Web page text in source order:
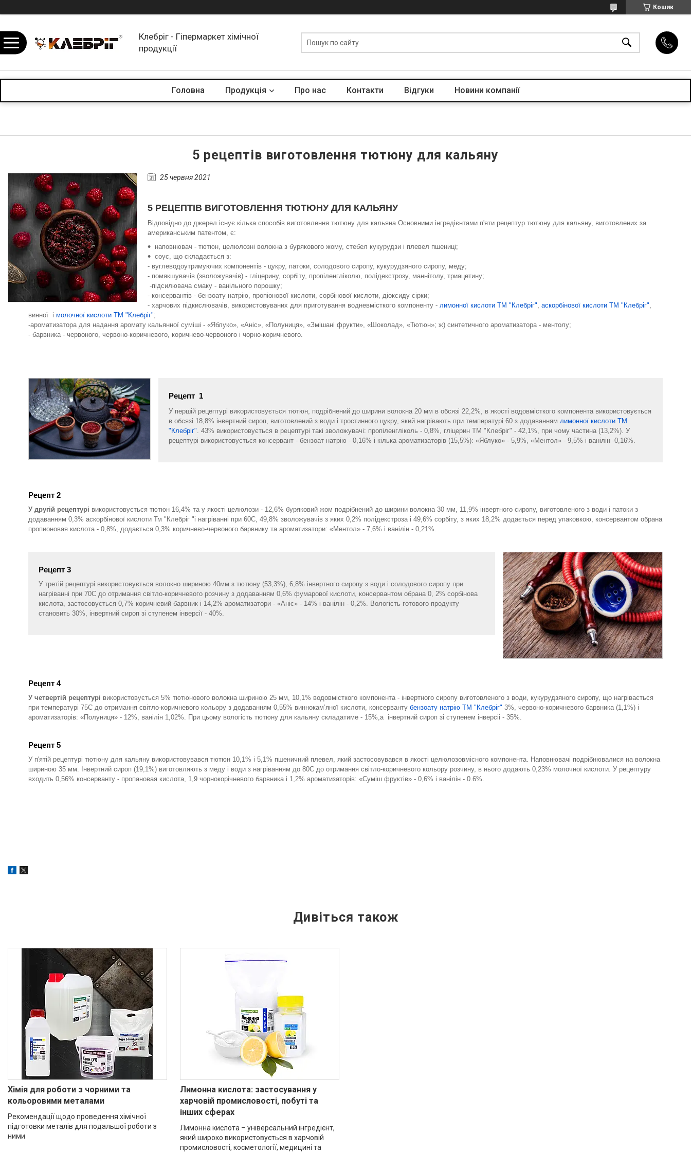
Кошик
Клебріг - Гіпермаркет хімічної
продукції
Головна Продукція Про нас Контакти Відгуки Новини компанії
5 рецептів виготовлення тютюну для кальяну
25 червня 2021
5 РЕЦЕПТІВ ВИГОТОВЛЕННЯ ТЮТЮНУ ДЛЯ КАЛЬЯНУ
Відповідно до джерел існує кілька способів виготовлення тютюну для кальяна.Основними інгредієнтами п'яти рецептур тютюну для кальяну, виготовлених за
американським патентом, є:
наповнювач - тютюн, целюлозні волокна з бурякового жому, стебел кукурудзи і плевел пшениці;
соус, що складається з:
- вуглеводоутримуючих компонентів - цукру, патоки, солодового сиропу, кукурудзяного сиропу, меду;
- помякшувачів (зволожувачів) - гліцерину, сорбіту, пропіленгліколю, полідекстрозу, маннітолу, триацетину;
-підсилювача смаку - ванільного порошку;
- консервантів - бензоату натрію, пропіонової кислоти, сорбінової кислоти, діоксиду сірки;
- харчових підкислювачів, використовуваних для приготування водневмісткого компоненту - лимонної кислоти ТМ "Клебріг", аскорбінової кислоти ТМ "Клебріг",
винної і молочної кислоти ТМ "Клебріг";
-ароматизатора для надання аромату кальянної суміші - «Яблуко», «Аніс», «Полуниця», «Змішані фрукти», «Шоколад», «Тютюн»; ж) синтетичного ароматизатора - ментолу;
- барвника - червоного, червоно-коричневого, коричнево-червоного і чорно-коричневого.
Рецепт 1
У першій рецептурі використовується тютюн, подрібнений до ширини волокна 20 мм в обсязі 22,2%, в якості водовмісткого компонента використовується
в обсязі 18,8% інвертний сироп, виготовлений з води і тростинного цукру, який нагрівають при температурі 60 з додаванням лимонної кислоти ТМ
"Клебріг". 43% використовується в рецептурі такі зволожувачі: пропіленгліколь - 0,8%, гліцерин ТМ "Клебріг" - 42,1%, при чому частина (13,2%). У
рецептурі використовується консервант - бензоат натрію - 0,16% і кілька ароматизаторів (15,5%): «Яблуко» - 5,9%, «Ментол» - 9,5% і ванілін -0,16%.
Рецепт 2
У другій рецептурі використовується тютюн 16,4% та у якості целюлози - 12,6% буряковий жом подрібнений до ширини волокна 30 мм, 11,9% інвертного сиропу, виготовленого з води і патоки з
додаванням 0,3% аскорбінової кислоти Тм "Клебріг "і нагріванні при 60С, 49,8% зволожувачів з яких 0,2% полідекстроза і 49,6% сорбіту, з яких 18,2% додається перед упаковкою, консервантом обрана
пропионовая кислота - 0,8%, додається 0,3% коричнево-червоного барвнику та ароматизатори: «Ментол» - 7,6% і ванілін - 0,21%.
Рецепт 3
У третій рецептурі використовується волокно шириною 40мм з тютюну (53,3%), 6,8% інвертного сиропу з води і солодового сиропу при
нагріванні при 70С до отримання світло-коричневого розчину з додаванням 0,6% фумарової кислоти, консервантом обрана 0, 2% сорбінова
кислота, застосовується 0,7% коричневий барвник і 14,2% ароматизатори - «Аніс» - 14% і ванілін - 0,2%. Вологість готового продукту
становить 30%, інвертний сироп зі ступенем інверсії - 40%.
Рецепт 4
У четвертій рецептурі використовується 5% тютюнового волокна шириною 25 мм, 10,1% водовмісткого компонента - інвертного сиропу виготовленого з води, кукурудзяного сиропу, що нагрівається
при температурі 75С до отримання світло-коричневого кольору з додаванням 0,55% виннокам’яної кислоти, консерванту бензоату натрію ТМ "Клебріг" 3%, червоно-коричневого барвника (1,1%) і
ароматизаторів: «Полуниця» - 12%, ванілін 1,02%. При цьому вологість тютюну для кальяну складатиме - 15%,а інвертний сироп зі ступенем інверсіі - 35%.
Рецепт 5
У п'ятій рецептурі тютюну для кальяну використовувався тютюн 10,1% і 5,1% пшеничний плевел, який застосовувався в якості целюлозовмісного компонента. Наповнювачі подрібнювалися на волокна
шириною 35 мм. Інвертний сироп (19,1%) виготовляють з меду і води з нагріванням до 80С до отримання світло-коричневого кольору розчину, в нього додають 0,23% молочної кислоти. У рецептуру
входить 0,56% консерванту - пропановая кислота, 1,9 чорнокорічневого барвника і 1,2% ароматизаторів: «Суміш фруктів» - 0,6% і ванілін - 0.6%.
Хімія для роботи з чорними та
кольоровими металами
Рекомендації щодо проведення хімічної
підготовки металів для подальшої роботи з
ними
Лимонна кислота: застосування у
харчовій промисловості, побуті та
інших сферах
Лимонна кислота – універсальний інгредієнт,
який широко використовується в харчовій
промисловості, косметології, медицині та